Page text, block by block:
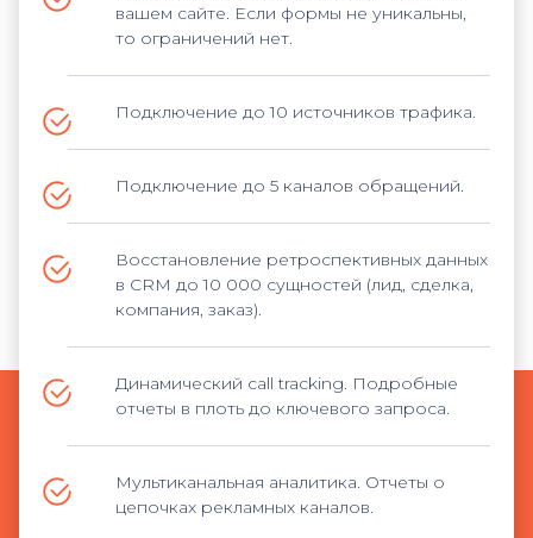
вашем сайте. Если формы не уникальны,
то ограничений нет.
Подключение до 10 источников трафика.
Подключение до 5 каналов обращений.
Восстановление ретроспективных данных
в CRM до 10 000 сущностей (лид, сделка,
компания, заказ).
Динамический call tracking. Подробные
отчеты в плоть до ключевого запроса.
Мультиканальная аналитика. Отчеты о
цепочках рекламных каналов.